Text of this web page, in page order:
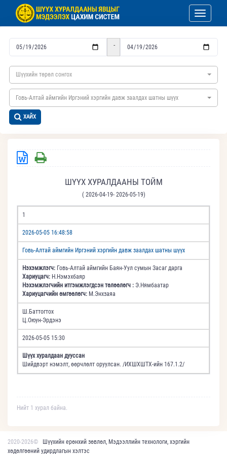
Toggle
-
Шүүхийн төрөл сонгох
Говь-Алтай аймгийн Иргэний хэргийн давж заалдах шатны шүүх
ХАЙХ
ШҮҮХ ХУРАЛДААНЫ ТОЙМ
( 2026-04-19- 2026-05-19)
1
2026-05-05 16:48:58
Говь-Алтай аймгийн Иргэний хэргийн давж заалдах шатны шүүх
Нэхэмжлэгч: Говь-Алтай аймгийн Баян-Уул сумын Засаг дарга
Хариуцагч: Н.Нэмэхбаяр
Нэхэмжлэгчийн итгэмжлэгдсэн төлөөлөгч : Э.Нямбаатар
Хариуцагчийн өмгөөлөгч: М.Энхзаяа
Ш.Баттогтох
Ц.Оюун-Эрдэнэ
2026-05-05 15:30
Шүүх хуралдаан дууссан
Шийдвэрт нэмэлт, өөрчлөлт оруулсан. /ИХШХШТХ-ийн 167.1.2/
Нийт 1 хурал байна.
2020-2026©
Шүүхийн ерөнхий зөвлөл, Мэдээллийн технологи, хэргийн
хөдөлгөөний удирдлагын хэлтэс